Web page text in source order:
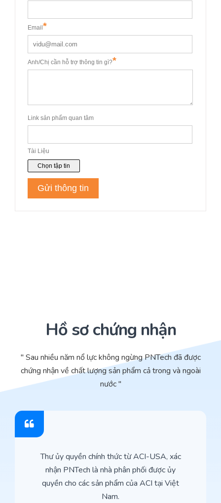
Hồ sơ chứng nhận
" Sau nhiều năm nổ lực không ngừng PNTech đã được
chứng nhận về chất lượng sản phẩm cả trong và ngoài
nước "
Thư ủy quyền chính thức từ ACI-USA, xác
nhận PNTech là nhà phân phối được ủy
quyền cho các sản phẩm của ACI tại Việt
Nam.